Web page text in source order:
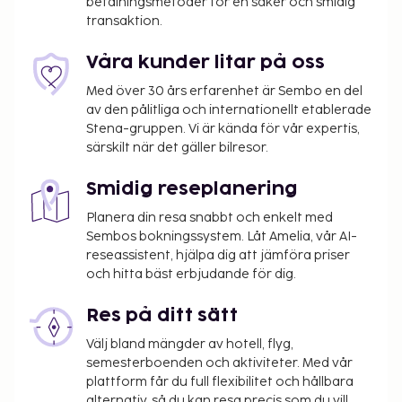
däribland konferensrum och mötesrum. Gäster
(tillgänglig dygnet runt), och avgiftsfri parkering
finns på plats. Här har du tillgång till säsongsöppen
utomhuspool och kan njuta av takterrassen.
Boendet har även gratis wi-fi, conciergetjänster och
bröllopstjänster. Detta hotell ger dig möjlighet att
tider). Släck törsten med din favoritdrink i boendets
bar. Här erbjuds en gratis frukostbuffé dagligen
mellan 07.30 och 09.30. Det här boendet har
tilldelats sin officiella stjärngradering av the local
rating authority.
Du kommer att ombes att betala följande avgifter
på boendet – avgifterna kan inkludera tillämpliga
skatter:
Stadsskatt: 2.50 EUR per person per natt i upp
till 15 nätter. Skatten gäller inte barn under 10 år.
transaktion.
Våra kunder litar på oss
Med över 30 års erfarenhet är Sembo en del
av den pålitliga och internationellt etablerade
Stena-gruppen. Vi är kända för vår expertis,
särskilt när det gäller bilresor.
Smidig reseplanering
Planera din resa snabbt och enkelt med
Sembos bokningssystem. Låt Amelia, vår AI-
reseassistent, hjälpa dig att jämföra priser
och hitta bäst erbjudande för dig.
Res på ditt sätt
Välj bland mängder av hotell, flyg,
semesterboenden och aktiviteter. Med vår
plattform får du full flexibilitet och hållbara